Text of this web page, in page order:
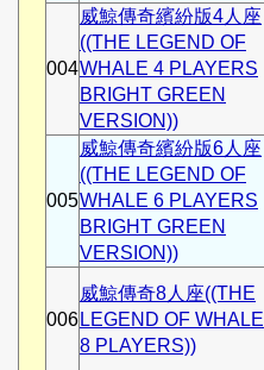
004
威鯨傳奇繽紛版4人座
((THE LEGEND OF
WHALE 4 PLAYERS
BRIGHT GREEN
VERSION))
005
威鯨傳奇繽紛版6人座
((THE LEGEND OF
WHALE 6 PLAYERS
BRIGHT GREEN
VERSION))
006
威鯨傳奇8人座((THE
LEGEND OF WHALE
8 PLAYERS))